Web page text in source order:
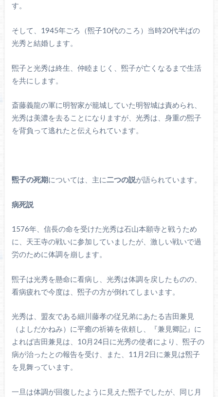
す。
そして、1945年ごろ（煕子10代のころ）当時20代半ばの
光秀と結婚します。
煕子と光秀は終生、仲睦まじく、煕子が亡くなるまで生活
を共にします。
斎藤義龍の軍に明智家が籠城していた明智城は責められ、
光秀は美濃を去ることになりますが、光秀は、身重の煕子
を背負って逃れたと伝えられています。
煕子の死期については、主に二つの説が語られています。
病死説
1576年、信長の命を受けた光秀は石山本願寺と戦うため
に、天王寺の戦いに参加していましたが、激しい戦いで過
労のために体調を崩します。
煕子は光秀を懸命に看病し、光秀は体調を戻したものの、
看病疲れで今度は、煕子の方が倒れてしまいます。
光秀は、盟友である細川藤孝の従兄弟にあたる吉田兼見
（よしだかねみ）に平癒の祈祷を依頼し、『兼見卿記』に
よれば吉田兼見は、10月24日に光秀の使者により、煕子の
病が治ったとの報告を受け、また、11月2日に兼見は煕子
を見舞っています。
一旦は体調が回復したように見えた煕子でしたが、同じ月